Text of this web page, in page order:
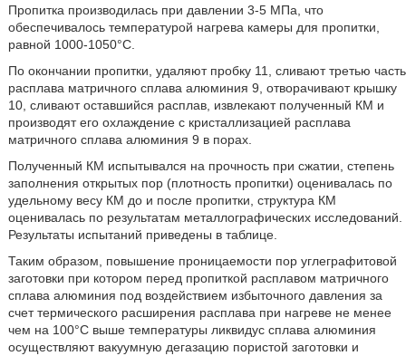
Пропитка производилась при давлении 3-5 МПа, что
обеспечивалось температурой нагрева камеры для пропитки,
равной 1000-1050°С.
По окончании пропитки, удаляют пробку 11, сливают третью часть
расплава матричного сплава алюминия 9, отворачивают крышку
10, сливают оставшийся расплав, извлекают полученный КМ и
производят его охлаждение с кристаллизацией расплава
матричного сплава алюминия 9 в порах.
Полученный КМ испытывался на прочность при сжатии, степень
заполнения открытых пор (плотность пропитки) оценивалась по
удельному весу КМ до и после пропитки, структура КМ
оценивалась по результатам металлографических исследований.
Результаты испытаний приведены в таблице.
Таким образом, повышение проницаемости пор углеграфитовой
заготовки при котором перед пропиткой расплавом матричного
сплава алюминия под воздействием избыточного давления за
счет термического расширения расплава при нагреве не менее
чем на 100°С выше температуры ликвидус сплава алюминия
осуществляют вакуумную дегазацию пористой заготовки и